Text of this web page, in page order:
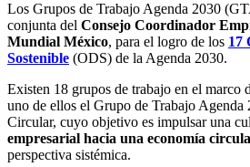
Los Grupos de Trabajo Agenda 2030
conjunta del Consejo Coordinador
Mundial México, para el logro de los 17
Sostenible (ODS) de la Agenda 2030.
Existen 18 grupos de trabajo en el marco
uno de ellos el Grupo de Trabajo Agenda
Circular, cuyo objetivo es impulsar una
empresarial hacia una economía
perspectiva sistémica.